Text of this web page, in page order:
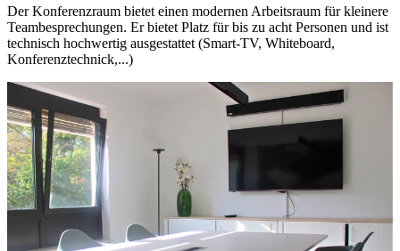
Der Konferenzraum bietet einen modernen Arbeitsraum für kleinere
Teambesprechungen. Er bietet Platz für bis zu acht Personen und ist
technisch hochwertig ausgestattet (Smart-TV, Whiteboard,
Konferenztechnick,...)